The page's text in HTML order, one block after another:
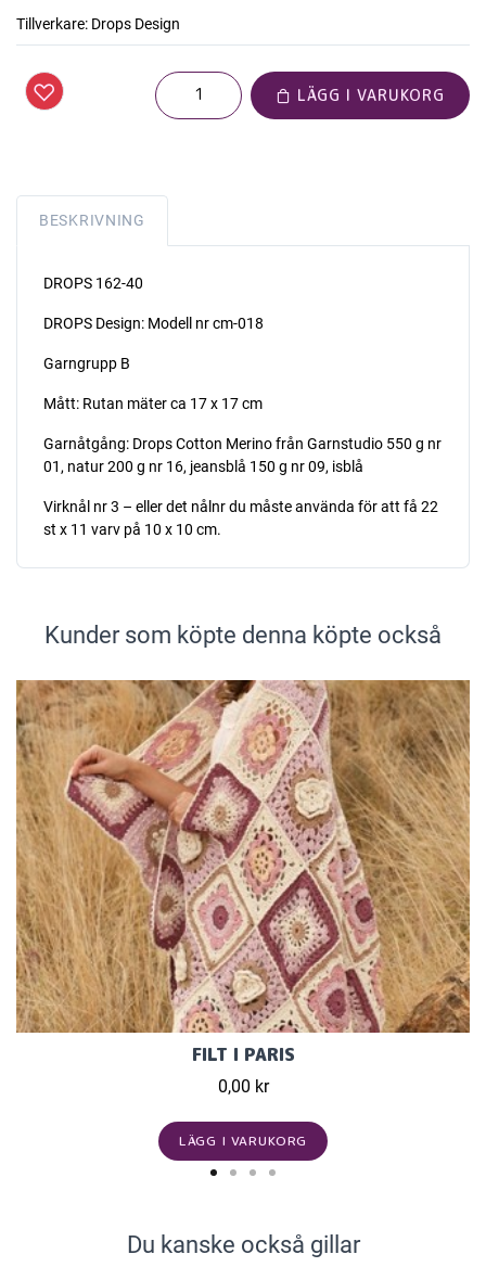
Tillverkare: Drops Design
LÄGG I VARUKORG
BESKRIVNING
DROPS 162-40
DROPS Design: Modell nr cm-018
Garngrupp B
Mått: Rutan mäter ca 17 x 17 cm
Garnåtgång: Drops Cotton Merino från Garnstudio 550 g nr
01, natur 200 g nr 16, jeansblå 150 g nr 09, isblå
Virknål nr 3 – eller det nålnr du måste använda för att få 22
st x 11 varv på 10 x 10 cm.
Kunder som köpte denna köpte också
FILT I PARIS
0,00 kr
LÄGG I VARUKORG
Du kanske också gillar